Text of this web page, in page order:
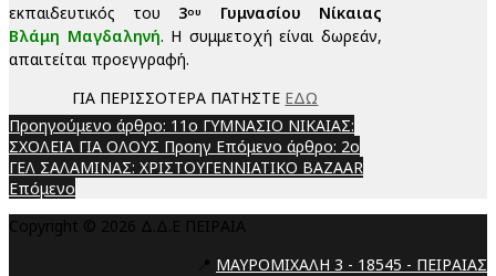
εκπαιδευτικός του 3ου
Γυμνασίου Νίκαιας
Βλάμη Μαγδαληνή. Η συμμετοχή είναι δωρεάν,
απαιτείται προεγγραφή.
ΓΙΑ ΠΕΡΙΣΣΟΤΕΡΑ ΠΑΤΗΣΤΕ ΕΔΩ
Προηγούμενο άρθρο: 11ο ΓΥΜΝΑΣΙΟ ΝΙΚΑΙΑΣ:
ΣΧΟΛΕΙΑ ΓΙΑ ΟΛΟΥΣ Προηγ Επόμενο άρθρο: 2ο
ΓΕΛ ΣΑΛΑΜΙΝΑΣ: ΧΡΙΣΤΟΥΓΕΝΝΙΑΤΙΚΟ BAZAAR
Επόμενο
Copyright © 2026 Δ.Δ.Ε ΠΕΙΡΑΙΑ
📍 ΜΑΥΡΟΜΙΧΑΛΗ 3 - 18545 - ΠΕΙΡΑΙΑΣ